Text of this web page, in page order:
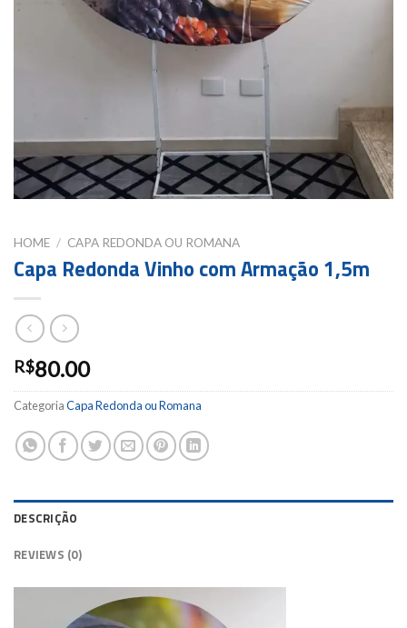
HOME / CAPA REDONDA OU ROMANA
Capa Redonda Vinho com Armação 1,5m
R$80.00
CategoriaCapa Redonda ou Romana
DESCRIÇÃO
REVIEWS (0)